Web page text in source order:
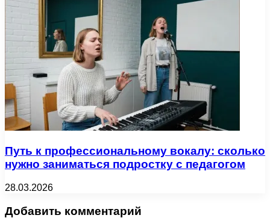
Путь к профессиональному вокалу: сколько
нужно заниматься подростку с педагогом
28.03.2026
Добавить комментарий